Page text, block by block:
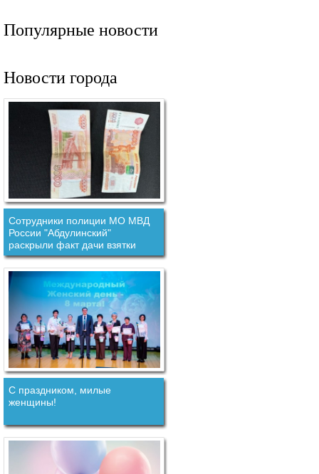
Популярные новости
Новости города
Сотрудники полиции МО МВД
России "Абдулинский"
раскрыли факт дачи взятки
должностному лицу.
С праздником, милые
женщины!